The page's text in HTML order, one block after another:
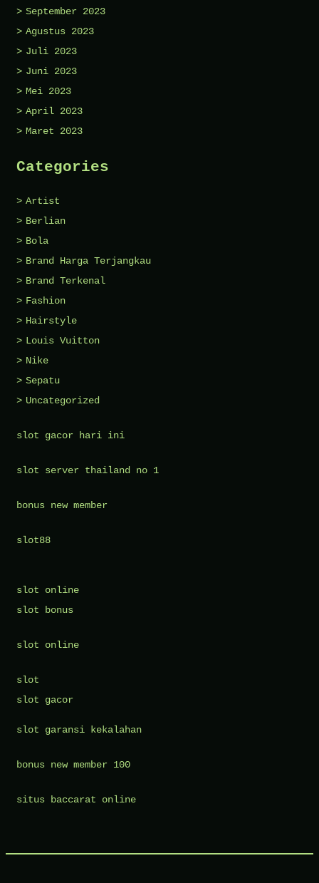
September 2023
Agustus 2023
Juli 2023
Juni 2023
Mei 2023
April 2023
Maret 2023
Categories
Artist
Berlian
Bola
Brand Harga Terjangkau
Brand Terkenal
Fashion
Hairstyle
Louis Vuitton
Nike
Sepatu
Uncategorized
slot gacor hari ini
slot server thailand no 1
bonus new member
slot88
slot online
slot bonus
slot online
slot
slot gacor
slot garansi kekalahan
bonus new member 100
situs baccarat online